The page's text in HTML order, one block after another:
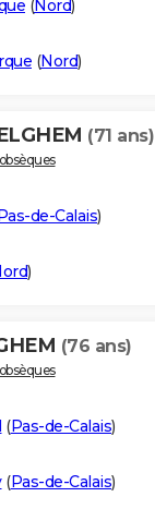
(Nord)
(Nord)
(71 ans)
de-Calais)
)
(76 ans)
(Pas-de-Calais)
(Pas-de-Calais)